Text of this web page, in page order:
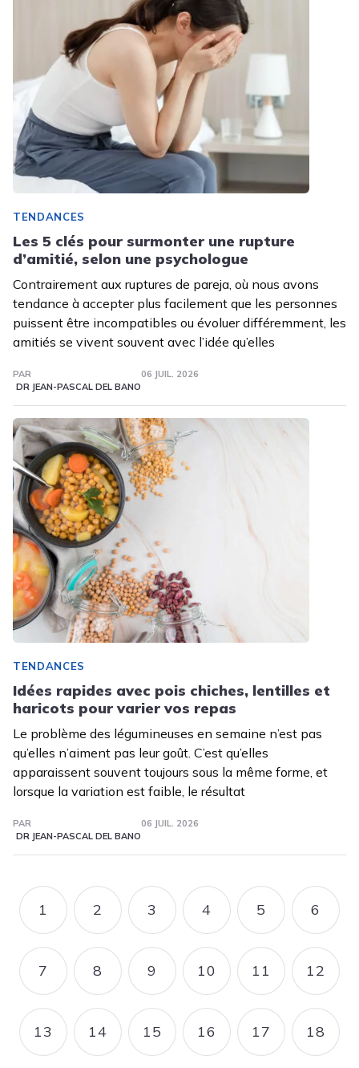
TENDANCES
Les 5 clés pour surmonter une rupture
d’amitié, selon une psychologue
Contrairement aux ruptures de pareja, où nous avons
tendance à accepter plus facilement que les personnes
puissent être incompatibles ou évoluer différemment, les
amitiés se vivent souvent avec l’idée qu’elles
PAR
DR JEAN-PASCAL DEL BANO
06 JUIL. 2026
TENDANCES
Idées rapides avec pois chiches, lentilles et
haricots pour varier vos repas
Le problème des légumineuses en semaine n’est pas
qu’elles n’aiment pas leur goût. C’est qu’elles
apparaissent souvent toujours sous la même forme, et
lorsque la variation est faible, le résultat
PAR
DR JEAN-PASCAL DEL BANO
06 JUIL. 2026
Pagination
PAGE
1 PAGE
2 PAGE
3 PAGE
4 PAGE
5 PAGE
6
PAGE
7 PAGE
8 PAGE
9 PAGE
10 PAGE
11 PAGE
12
PAGE
13 PAGE
14 PAGE
15 PAGE
16 PAGE
17 PAGE
18